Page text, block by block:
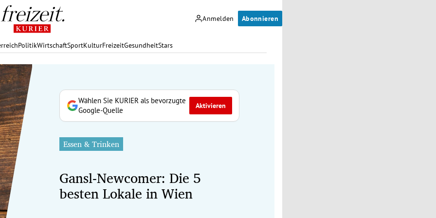
Anmelden Abonnieren
PolitikWirtschaftSportKulturFreizeitGesundheitStars
Wählen Sie KURIER als bevorzugte
Google-Quelle
Aktivieren
Essen & Trinken
Gansl-Newcomer: Die 5
besten Lokale in Wien